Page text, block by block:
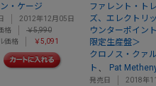
・ケージ
2012年12月05日
格
￥5,990
価格
￥5,091
ファレント・ト
ズ、エレクトリ
ウンターポイン
限定生産盤＞
クロノス・クァ
ト
Pat
発売日
2018年